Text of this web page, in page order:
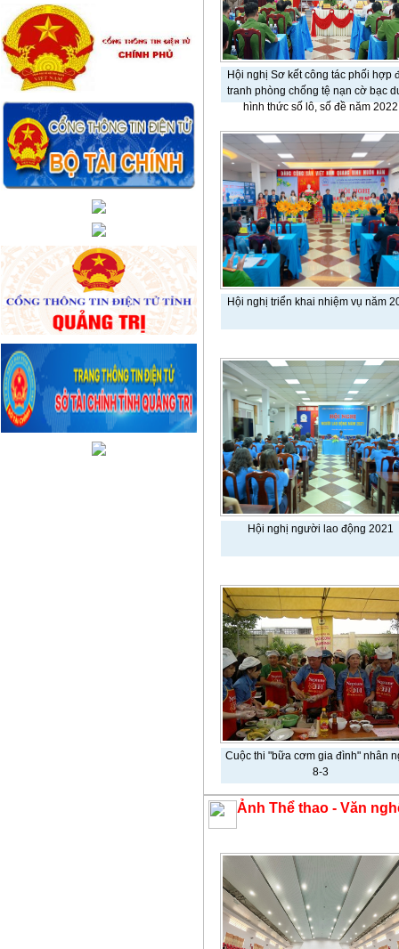
Hội nghị Sơ kết công tác phối hợp
tranh phòng chống tệ nạn cờ bạc
hình thức số lô, số đề năm 2022
Hội nghị triển khai nhiệm vụ năm
Hội nghị người lao động 2021
Cuộc thi "bữa cơm gia đình" nhân
8-3
Ảnh Thể thao - Văn